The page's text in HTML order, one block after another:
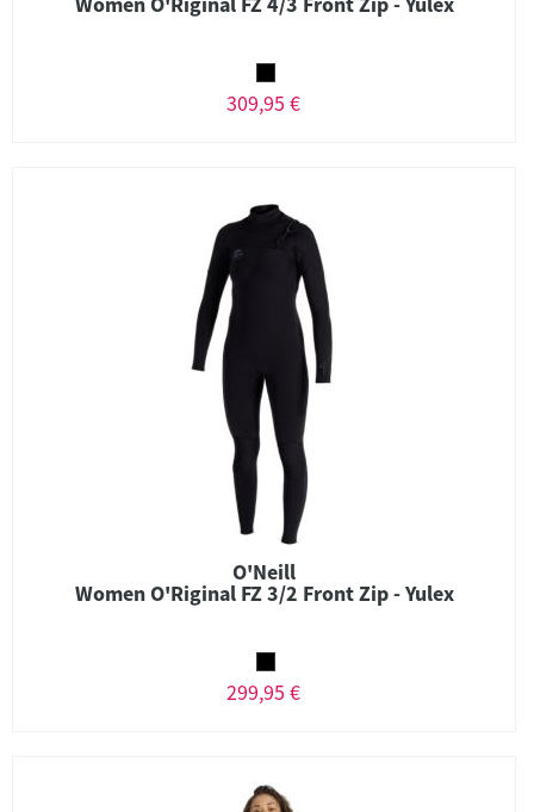
309,95 €
O'Neill
Women O'Riginal FZ 3/2 Front Zip - Yulex
299,95 €